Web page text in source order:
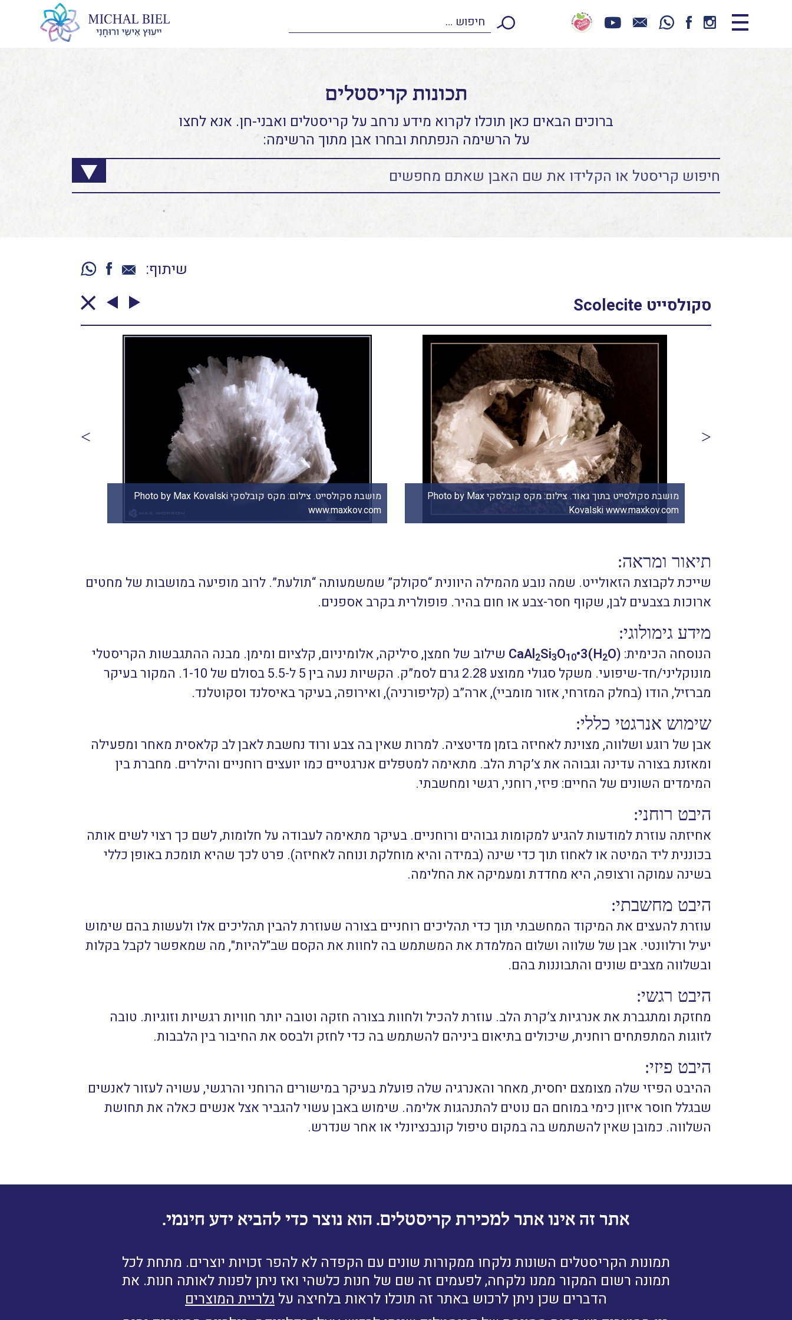
תכונות קריסטלים
ברוכים הבאים כאן תוכלו לקרוא מידע נרחב על קריסטלים ואבני-חן. אנא לחצו
על הרשימה הנפתחת ובחרו אבן מתוך הרשימה:
שיתוף:
סקולסייט Scolecite
מושבת סקולסייט בתוך גאוד. צילום: מקס קובלסקי Photo by Max
Kovalski www.maxkov.com
מושבת סקולסייט. מהאתר של סטונאייג. www.stoneage.co.il צילום:
שני תודר photo: Shani Toder
תיאור ומראה:
שייכת לקבוצת הזאולייט. שמה נובע מהמילה היוונית “סקולק” שמשמעותה “תולעת”. לרוב מופיעה במושבות של מחטים
ארוכות בצבעים לבן, שקוף חסר-צבע או חום בהיר. פופולרית בקרב אספנים.
מידע גימולוגי:
הנוסחה הכימית: (
CaAl2Si3O10•3(H2O
שילוב של חמצן, סיליקה, אלומיניום, קלציום ומימן. מבנה ההתגבשות הקריסטלי
מונוקליני/חד-שיפועי. משקל סגולי ממוצע 2.28 גרם לסמ”ק. הקשיות נעה בין 5 ל-5.5 בסולם של 1-10. המקור בעיקר
מברזיל, הודו (בחלק המזרחי, אזור מומביי), ארה”ב (קליפורניה), ואירופה, בעיקר באיסלנד וסקוטלנד.
שימוש אנרגטי כללי:
אבן של רוגע ושלווה, מצוינת לאחיזה בזמן מדיטציה. למרות שאין בה צבע ורוד נחשבת לאבן לב קלאסית מאחר ומפעילה
ומאזנת בצורה עדינה וגבוהה את צ’קרת הלב. מתאימה למטפלים אנרגטיים כמו יועצים רוחניים והילרים. מחברת בין
המימדים השונים של החיים: פיזי, רוחני, רגשי ומחשבתי.
היבט רוחני:
אחיזתה עוזרת למודעות להגיע למקומות גבוהים ורוחניים. בעיקר מתאימה לעבודה על חלומות, לשם כך רצוי לשים אותה
בכוננית ליד המיטה או לאחוז תוך כדי שינה (במידה והיא מוחלקת ונוחה לאחיזה). פרט לכך שהיא תומכת באופן כללי
בשינה עמוקה ורצופה, היא מחדדת ומעמיקה את החלימה.
היבט מחשבתי:
עוזרת להעצים את המיקוד המחשבתי תוך כדי תהליכים רוחניים בצורה שעוזרת להבין תהליכים אלו ולעשות בהם שימוש
יעיל ורלוונטי. אבן של שלווה ושלום המלמדת את המשתמש בה לחוות את הקסם שב"להיות", מה שמאפשר לקבל בקלות
ובשלווה מצבים שונים והתבוננות בהם.
היבט רגשי:
מחזקת ומתגברת את אנרגיות צ’קרת הלב. עוזרת להכיל ולחוות בצורה חזקה וטובה יותר חוויות רגשיות וזוגיות. טובה
לזוגות המתפתחים רוחנית, שיכולים בתיאום ביניהם להשתמש בה כדי לחזק ולבסס את החיבור בין הלבבות.
היבט פיזי:
ההיבט הפיזי שלה מצומצם יחסית, מאחר והאנרגיה שלה פועלת בעיקר במישורים הרוחני והרגשי, עשויה לעזור לאנשים
שבגלל חוסר איזון כימי במוחם הם נוטים להתנהגות אלימה. שימוש באבן עשוי להגביר אצל אנשים כאלה את תחושת
השלווה. כמובן שאין להשתמש בה במקום טיפול קונבנציונלי או אחר שנדרש.
אתר זה אינו אתר למכירת קריסטלים. הוא נוצר כדי להביא ידע חינמי.
תמונות הקריסטלים השונות נלקחו ממקורות שונים עם הקפדה לא להפר זכויות יוצרים. מתחת לכל
תמונה רשום המקור ממנו נלקחה, לפעמים זה שם של חנות כלשהי ואז ניתן לפנות לאותה חנות. את
הדברים שכן ניתן לרכוש באתר זה תוכלו לראות בלחיצה על גלריית המוצרים